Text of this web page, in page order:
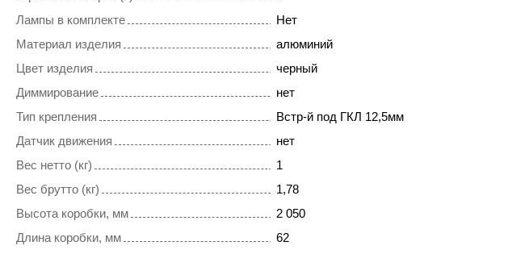
Лампы в комплекте
Нет
Материал изделия
алюминий
Цвет изделия
черный
Диммирование
нет
Тип крепления
Встр-й под ГКЛ 12,5мм
Датчик движения
нет
Вес нетто (кг)
1
Вес брутто (кг)
1,78
Высота коробки, мм
2 050
Длина коробки, мм
62